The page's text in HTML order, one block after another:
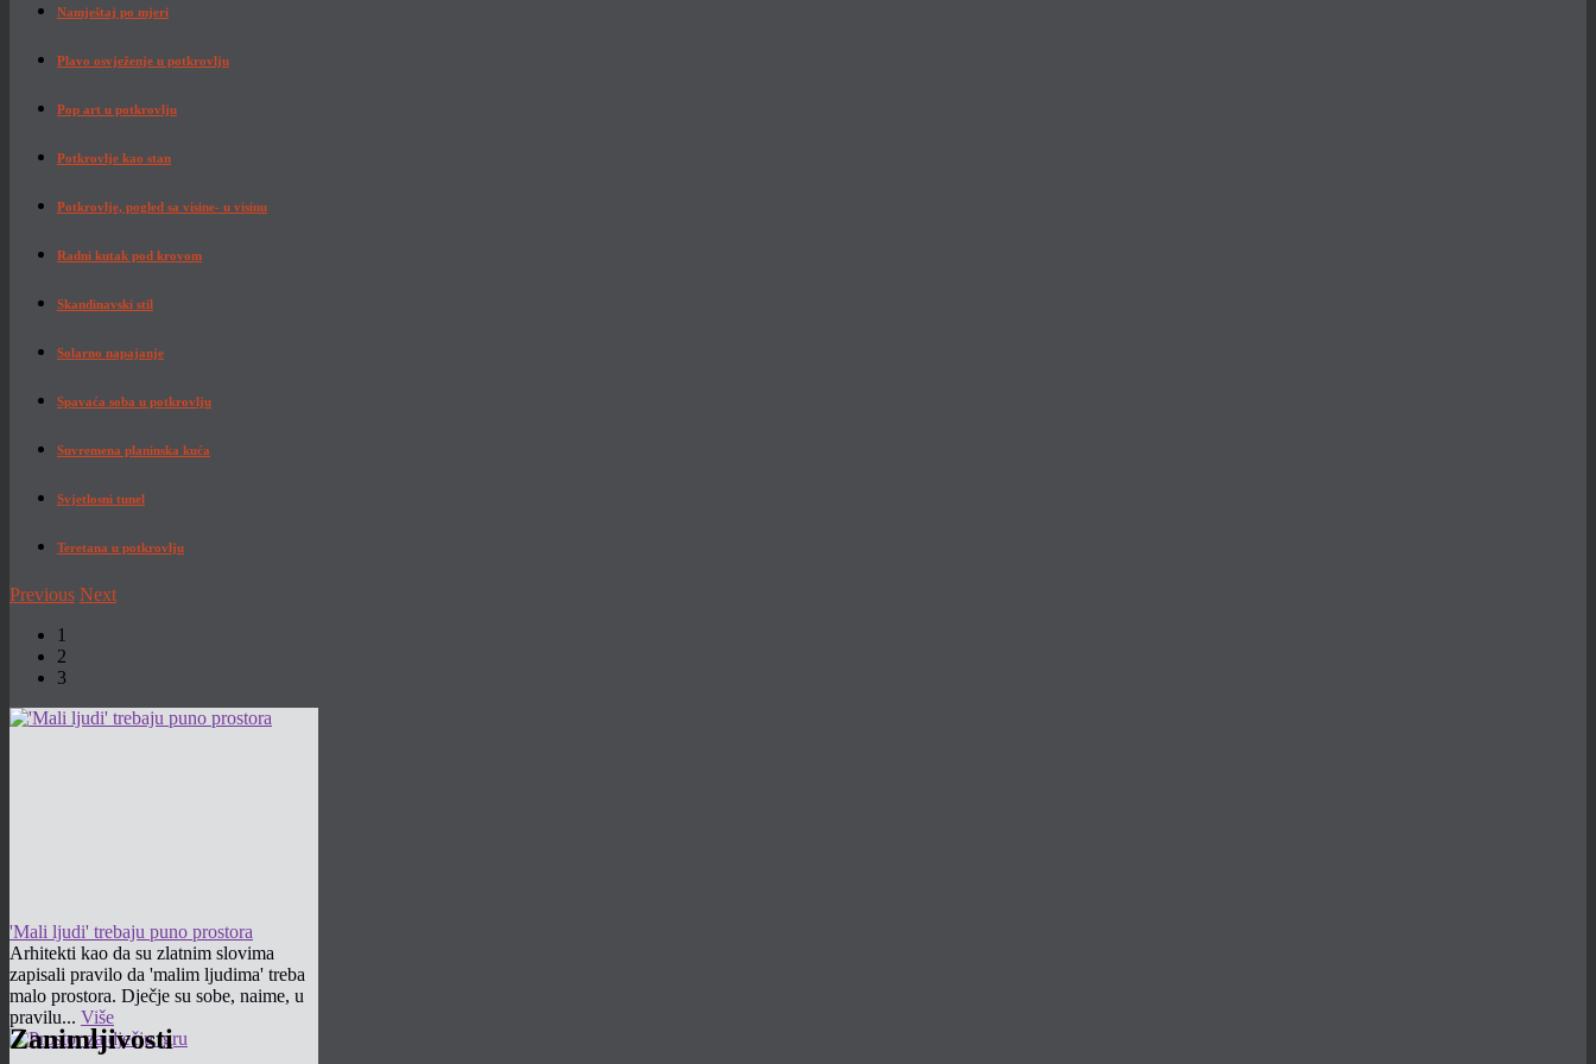
Namještaj po mjeri
Plavo osvježenje u potkrovlju
Pop art u potkrovlju
Potkrovlje kao stan
Potkrovlje, pogled sa visine- u visinu
Radni kutak pod krovom
Skandinavski stil
Solarno napajanje
Spavaća soba u potkrovlju
Suvremena planinska kuća
Svjetlosni tunel
Teretana u potkrovlju
Previous Next
1
2
3
'Mali ljudi' trebaju puno prostora
Arhitekti kao da su zlatnim slovima
zapisali pravilo da 'malim ljudima' treba
malo prostora. Dječje su sobe, naime, u
pravilu... Više
Zanimljivosti